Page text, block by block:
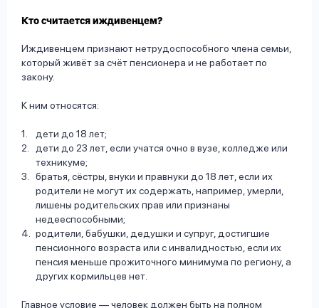
Кто считается иждивенцем?
Иждивенцем признают нетрудоспособного члена семьи,
который живёт за счёт пенсионера и не работает по
закону.
К ним относятся:
дети до 18 лет;
дети до 23 лет, если учатся очно в вузе, колледже или
техникуме;
братья, сёстры, внуки и правнуки до 18 лет, если их
родители не могут их содержать, например, умерли,
лишены родительских прав или признаны
недееспособными;
родители, бабушки, дедушки и супруг, достигшие
пенсионного возраста или с инвалидностью, если их
пенсия меньше прожиточного минимума по региону, а
других кормильцев нет.
Главное условие — человек должен быть на полном